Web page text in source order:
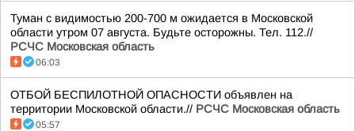
Туман с видимостью 200-700 м ожидается в Московской
области утром 07 августа. Будьте осторожны. Тел. 112.//
РСЧС Московская область
06:03
ОТБОЙ БЕСПИЛОТНОЙ ОПАСНОСТИ объявлен на
территории Московской области.// РСЧС Московская область
05:57